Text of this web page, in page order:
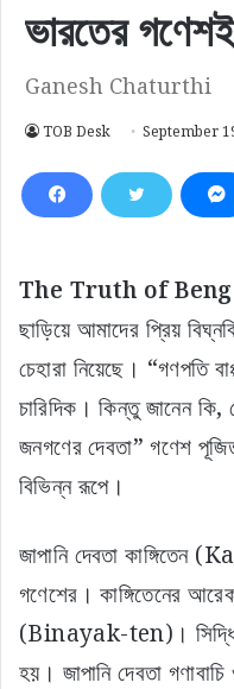
ভারতের গণেশই
Ganesh Chaturthi
TOB Desk September
The Truth of
ছাড়িয়ে আমাদের প্রিয়
চেহারা নিয়েছে। “গণপতি
চারিদিক। কিন্তু জানেন কি,
জনগণের দেবতা” গণেশ
বিভিন্ন রূপে।
জাপানি দেবতা কাঙ্গিতেন
গণেশের। কাঙ্গিতেনের
(Binayak-ten)।
হয়। জাপানি দেবতা